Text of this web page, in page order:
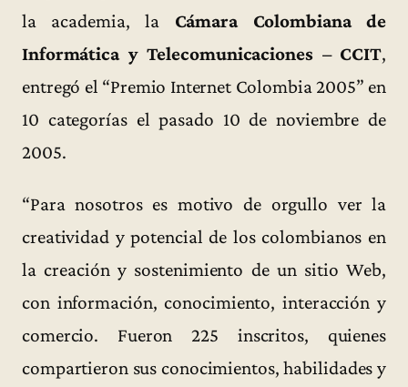
la academia, la Cámara Colombiana de
Informática y Telecomunicaciones – CCIT,
entregó el “Premio Internet Colombia 2005” en
10 categorías el pasado 10 de noviembre de
2005.
“Para nosotros es motivo de orgullo ver la
creatividad y potencial de los colombianos en
la creación y sostenimiento de un sitio Web,
con información, conocimiento, interacción y
comercio. Fueron 225 inscritos, quienes
compartieron sus conocimientos, habilidades y